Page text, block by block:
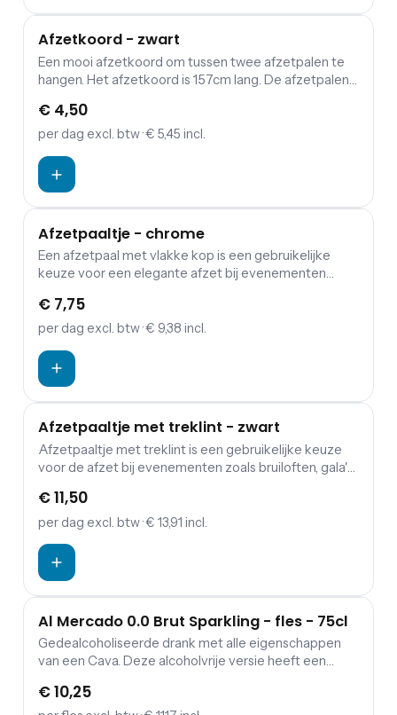
Afzetkoord - zwart
Een mooi afzetkoord om tussen twee afzetpalen te
hangen. Het afzetkoord is 157cm lang. De afzetpalen
maar vooral mooie binnenkomst op jouw evenement
bezorgen? Combineer de koorden en palen met een
€ 4,50
per dag excl. btw· € 5,45 incl.
Afzetpaaltje - chrome
Een afzetpaal met vlakke kop is een gebruikelijke
keuze voor een elegante afzet bij evenementen
Aan deze afzetpaal kunnen afzetkoorden worden
bevestigd. Deze paal kan binnen en in beperkte mate
roestvrij staal. De paal is voorzien van een verzwaarde
voet waardoor hij ook bij zwaarder weer recht blijft
staan.
€ 7,75
per dag excl. btw· € 9,38 incl.
Afzetpaaltje met treklint - zwart
Afzetpaaltje met treklint is een gebruikelijke keuze
voor de afzet bij evenementen zoals bruiloften, gala's,
en in beperkte mate buiten worden gebruikt omdat
hij is gemaakt van roestvrij staal. De paal is voorzien
zwaarder weer recht blijft staan.
€ 11,50
per dag excl. btw· € 13,91 incl.
Al Mercado 0.0 Brut Sparkling - fles - 75cl
Gedealcoholiseerde drank met alle eigenschappen
van een Cava. Deze alcoholvrije versie heeft een
neus een zuiver, fris en fruitig boeket met zachte
€ 10,25